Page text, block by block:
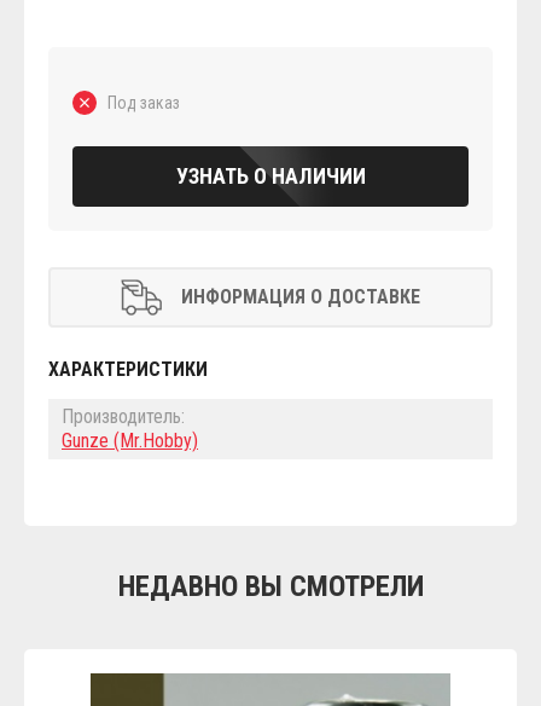
Под заказ
УЗНАТЬ О НАЛИЧИИ
ИНФОРМАЦИЯ О ДОСТАВКЕ
ХАРАКТЕРИСТИКИ
Производитель:
Gunze (Mr.Hobby)
НЕДАВНО ВЫ СМОТРЕЛИ